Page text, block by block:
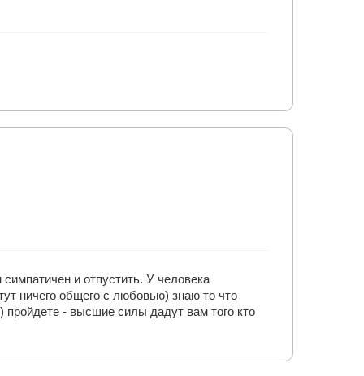
и отпустить. У человека
ничего общего с любовью) знаю то что
пройдете - высшие силы дадут вам того кто